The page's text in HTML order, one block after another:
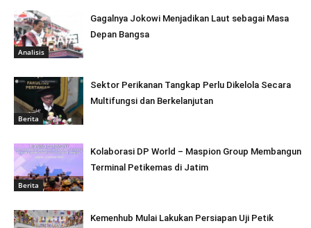
Analisis
Gagalnya Jokowi Menjadikan Laut sebagai Masa
Depan Bangsa
Berita
Sektor Perikanan Tangkap Perlu Dikelola Secara
Multifungsi dan Berkelanjutan
Berita
Kolaborasi DP World – Maspion Group Membangun
Terminal Petikemas di Jatim
Kemenhub Mulai Lakukan Persiapan Uji Petik